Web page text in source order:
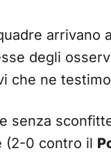
arrivano
degli
che ne
senza
(2-0 contro il